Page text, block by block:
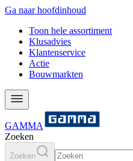
Ga naar hoofdinhoud
Toon hele assortiment
Klusadvies
Klantenservice
Actie
Bouwmarkten
GAMMA
Zoeken
Zoeken